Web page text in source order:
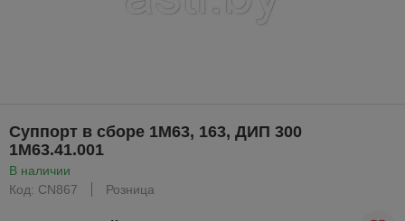
Суппорт в сборе 1М63, 163, ДИП 300
1М63.41.001
В наличии
Код: CN867
Розница